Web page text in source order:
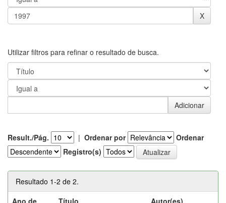
Utilizar filtros para refinar o resultado de busca.
Result./Pág. | Ordenar por
Ordenar
Registro(s)
Resultado 1-2 de 2.
Ano de
Título Autor(es)